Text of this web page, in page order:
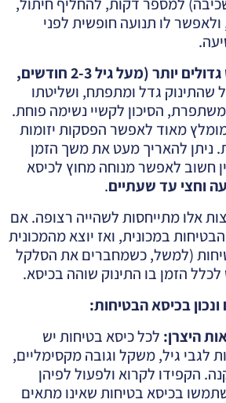
לו תנועה חופשית לפני
לתינוקות מעט גדולים יותר (מעל גיל 2-3 חודשים,
שהתינוק גדל ומתפתח, ושליטתו
הסיכון לקשיי נשימה פוחת.
מאוד לאפשר הפסקות יזומות
ניתן להאריך מעט את משך הזמן
חשוב לאפשר מנוחה מחוץ לכיסא
וחצי עד שעתיים.
אלו מתייחסות לשהייה רצופה. אם
במכונית, ואז יוצא מהמכונית
(למשל, כשמחברים את הסלקל
הזמן בו התינוק שוהה בכיסא.
בכיסא הבטיחות:
היצרן: לכל כיסא בטיחות יש
לגבי גיל, משקל וגובה מקסימליים,
הקפידו לקרוא ולפעול לפיהן
בכיסא בטיחות שאינו מתאים